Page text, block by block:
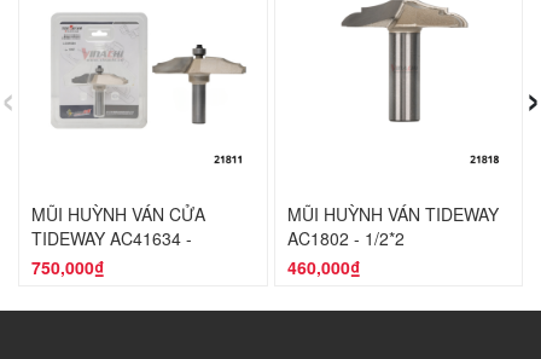
MŨI HUỲNH VÁN CỬA
TIDEWAY AC41634 -
1/2*86.7MM
750,000₫
MŨI HUỲNH VÁN TIDEWAY
AC1802 - 1/2*2
460,000₫
‹ ›